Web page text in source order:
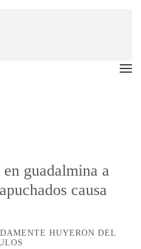
guadalmina a
causa
HUYERON DEL